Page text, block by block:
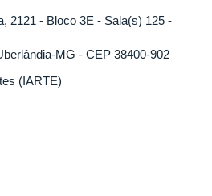
2121 - Bloco 3E - Sala(s) 125 -
MG - CEP 38400-902
(IARTE)